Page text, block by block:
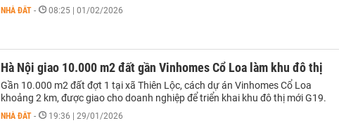
NHÀ ĐẤT - 08:25 | 01/02/2026
Hà Nội giao 10.000 m2 đất gần Vinhomes Cổ Loa làm khu đô thị
Gần 10.000 m2 đất đợt 1 tại xã Thiên Lộc, cách dự án Vinhomes Cổ Loa
khoảng 2 km, được giao cho doanh nghiệp để triển khai khu đô thị mới G19.
NHÀ ĐẤT - 19:36 | 29/01/2026